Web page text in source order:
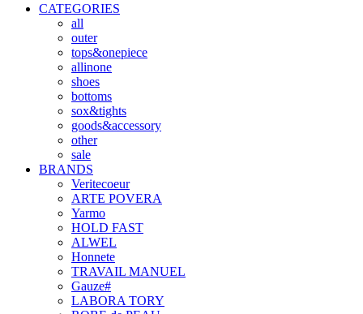
CATEGORIES
all
outer
tops&onepiece
allinone
shoes
bottoms
sox&tights
goods&accessory
other
sale
BRANDS
Veritecoeur
ARTE POVERA
Yarmo
HOLD FAST
ALWEL
Honnete
TRAVAIL MANUEL
Gauze#
LABORA TORY